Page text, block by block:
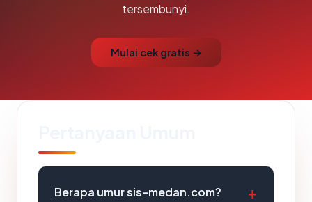
tersembunyi.
Mulai cek gratis →
Berapa umur sis-medan.com?